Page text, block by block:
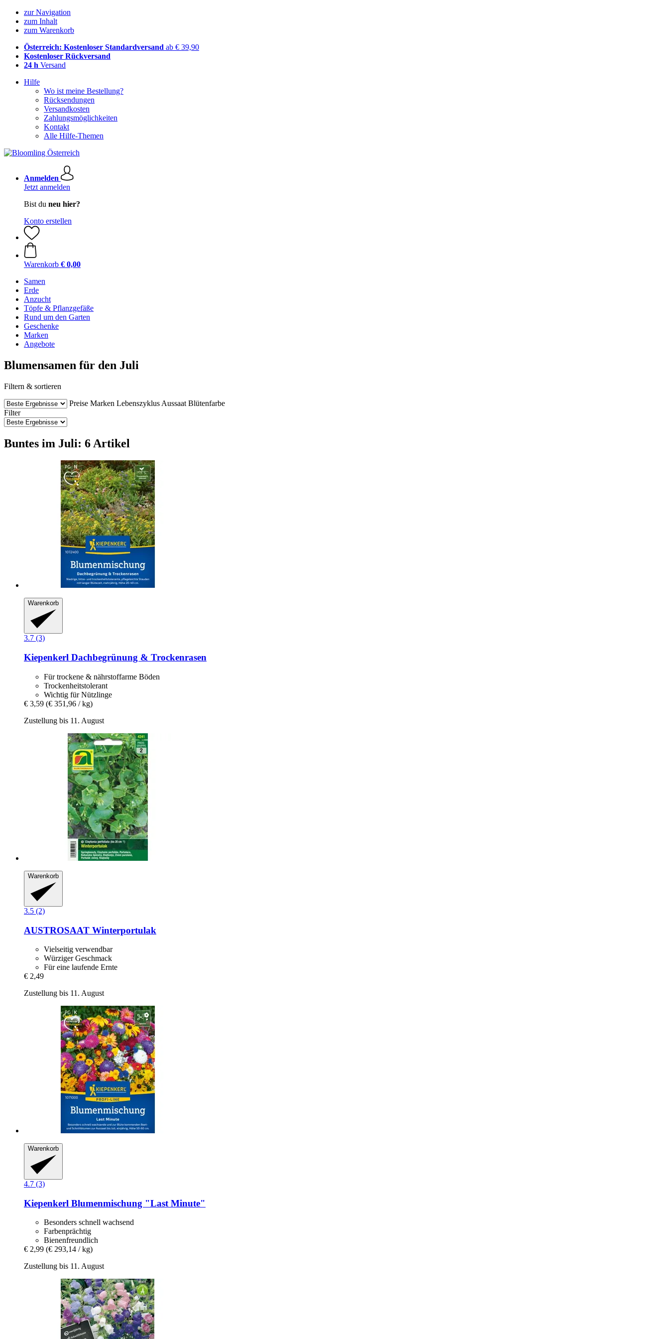
zur Navigation
zum Inhalt
zum Warenkorb
Österreich: Kostenloser Standardversand ab € 39,90
Kostenloser Rückversand
24 h Versand
Hilfe
Wo ist meine Bestellung?
Rücksendungen
Versandkosten
Zahlungsmöglichkeiten
Kontakt
Alle Hilfe-Themen
Anmelden
Jetzt anmelden
Bist du neu hier?
Konto erstellen
Warenkorb € 0,00
Samen
Erde
Anzucht
Töpfe & Pflanzgefäße
Rund um den Garten
Geschenke
Marken
Angebote
Blumensamen für den Juli
Filtern & sortieren
Preise Marken Lebenszyklus Aussaat Blütenfarbe
Filter
Buntes im Juli: 6 Artikel
Warenkorb
3.7 (3)
Kiepenkerl Dachbegrünung & Trockenrasen
Für trockene & nährstoffarme Böden
Trockenheitstolerant
Wichtig für Nützlinge
€ 3,59 (€ 351,96 / kg)
Zustellung bis 11. August
Warenkorb
3.5 (2)
AUSTROSAAT Winterportulak
Vielseitig verwendbar
Würziger Geschmack
Für eine laufende Ernte
€ 2,49
Zustellung bis 11. August
Warenkorb
4.7 (3)
Kiepenkerl Blumenmischung "Last Minute"
Besonders schnell wachsend
Farbenprächtig
Bienenfreundlich
€ 2,99 (€ 293,14 / kg)
Zustellung bis 11. August